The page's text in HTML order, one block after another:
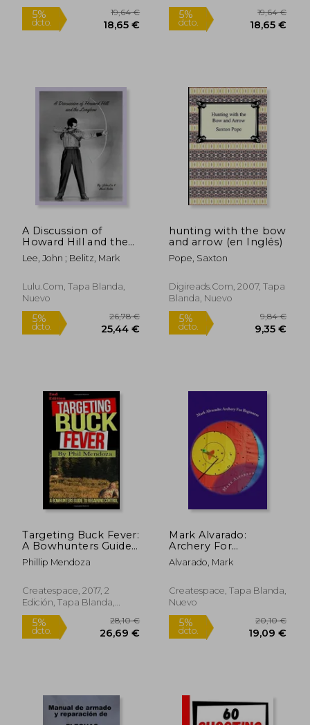
5% 48,70 € 5%
5%
dcto.
5%
A Discussion of
Howard Hill and the
Longbow (en Inglés)
Lee, John ; Belitz, Mark
Lulu.com, Tapa Blanda,
Nuevo
hunting with the bow
and arrow (en Inglés)
Pope, Saxton
Digireads.com, 2007, Tapa
Blanda, Nuevo
Targeting Buck Fever:
A Bowhunters Guide
to Regaining Control
(en Inglés)
Phillip Mendoza
Createspace, 2017, 2
Edición, Tapa Blanda,
Nuevo
Mark Alvarado:
Archery For
Beginners (en Inglés)
Alvarado, Mark
Createspace, Tapa Blanda,
Nuevo